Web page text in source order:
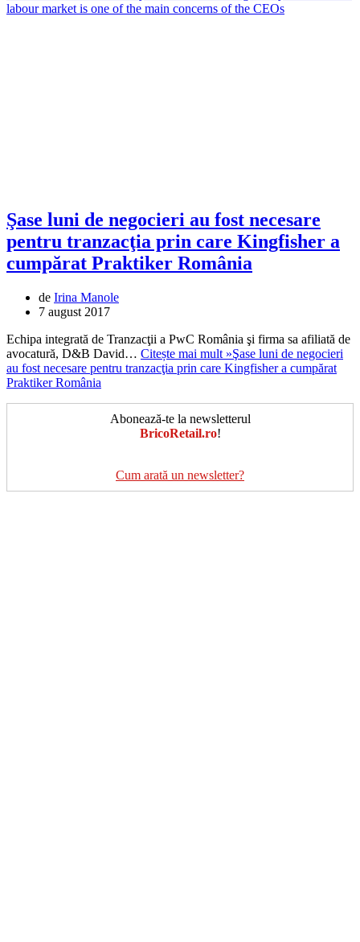
labour market is one of the main concerns of the CEOs
Şase luni de negocieri au fost necesare
pentru tranzacţia prin care Kingfisher a
cumpărat Praktiker România
de Irina Manole
7 august 2017
Echipa integrată de Tranzacţii a PwC România şi firma sa afiliată de
avocatură, D&B David… Citește mai mult »Şase luni de negocieri
au fost necesare pentru tranzacţia prin care Kingfisher a cumpărat
Praktiker România
Abonează-te la newsletterul
BricoRetail.ro!
Cum arată un newsletter?